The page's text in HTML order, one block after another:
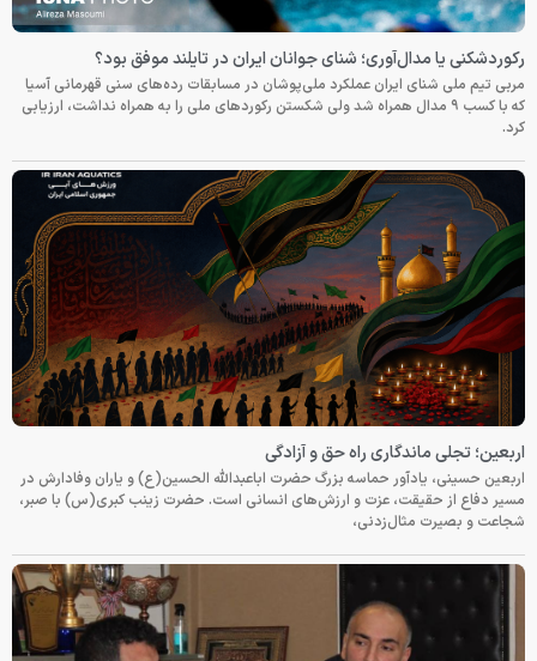
رکوردشکنی یا مدال‌آوری؛ شنای جوانان ایران در تایلند موفق بود؟
مربی تیم ملی شنای ایران عملکرد ملی‌پوشان در مسابقات رده‌های سنی قهرمانی آسیا
که با کسب ۹ مدال همراه شد ولی شکستن رکوردهای ملی را به همراه نداشت، ارزیابی
کرد.
اربعین؛ تجلی ماندگاری راه حق و آزادگی
اربعین حسینی، یادآور حماسه بزرگ حضرت اباعبدالله الحسین(ع) و یاران وفادارش در
مسیر دفاع از حقیقت، عزت و ارزش‌های انسانی است. حضرت زینب کبری(س) با صبر،
شجاعت و بصیرت مثال‌زدنی،